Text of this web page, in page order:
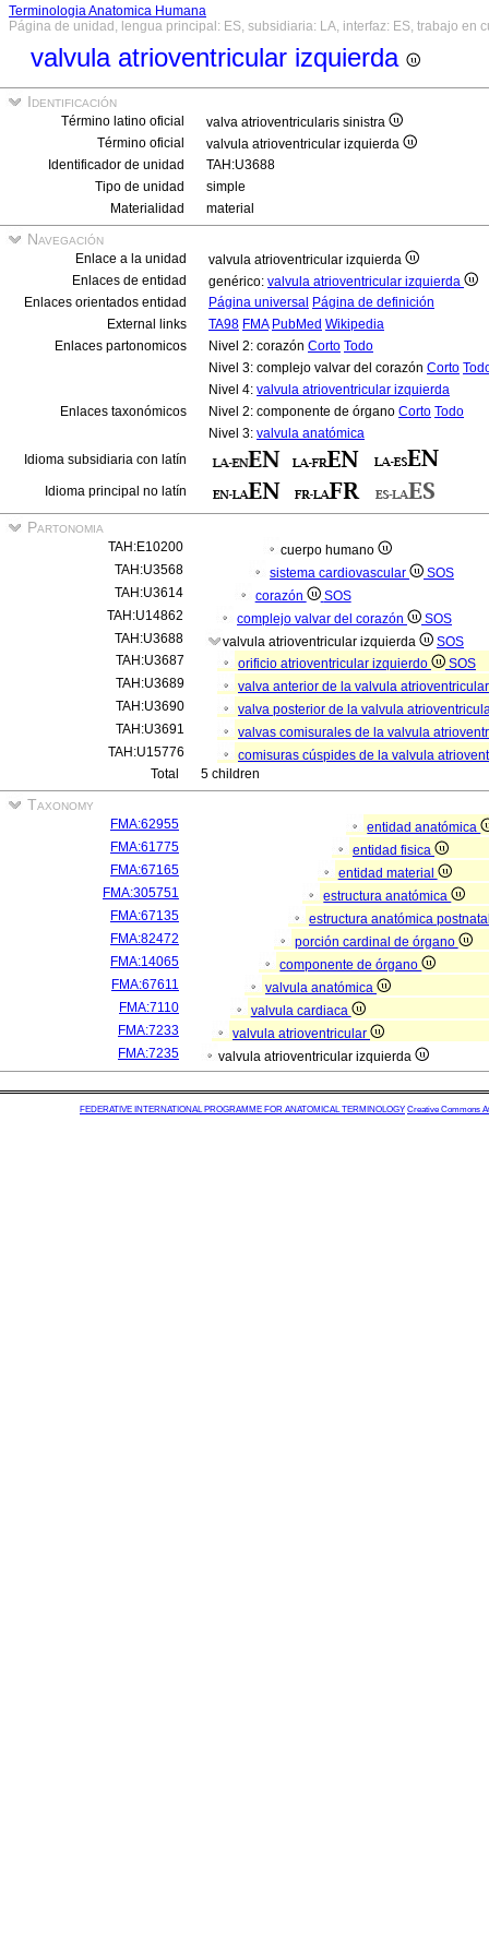
Terminologia Anatomica Humana
Página de unidad, lengua principal: ES, subsidiaria: LA, interfaz: ES, trabajo en
valvula atrioventricular izquierda
Identificación
Término latino oficial
valva atrioventricularis sinistra
Término oficial
valvula atrioventricular izquierda
Identificador de unidad
TAH:U3688
Tipo de unidad
simple
Materialidad
material
Navegación
Enlace a la unidad
valvula atrioventricular izquierda
Enlaces de entidad
genérico: valvula atrioventricular izquierda
Enlaces orientados entidad
Página universal Página de definición
External links
TA98 FMA PubMed Wikipedia
Enlaces partonomicos
Nivel 2: corazón Corto Todo
Nivel 3: complejo valvar del corazón Corto
Nivel 4: valvula atrioventricular izquierda
Enlaces taxonómicos
Nivel 2: componente de órgano Corto Todo
Nivel 3: valvula anatómica
Idioma subsidiaria con latín
Idioma principal no latín
Partonomia
TAH:E10200
cuerpo humano
TAH:U3568
sistema cardiovascular
SOS
TAH:U3614
corazón
SOS
TAH:U14862
complejo valvar del corazón
SOS
TAH:U3688
valvula atrioventricular izquierda
SOS
TAH:U3687
orificio atrioventricular izquierdo
SOS
TAH:U3689
valva anterior de la valvula
TAH:U3690
valva posterior de la valvula
TAH:U3691
valvas comisurales de la valvula
TAH:U15776
comisuras cúspides de la valvula
Total
5 children
Taxonomy
FMA:62955
entidad anatómica
FMA:61775
entidad fisica
FMA:67165
entidad material
FMA:305751
estructura anatómica
FMA:67135
estructura anatómica
FMA:82472
porción cardinal de órgano
FMA:14065
componente de órgano
FMA:67611
valvula anatómica
FMA:7110
valvula cardiaca
FMA:7233
valvula atrioventricular
FMA:7235
valvula atrioventricular izquierda
FEDERATIVE INTERNATIONAL PROGRAMME FOR ANATOMICAL TERMINOLOGY Creative Commons